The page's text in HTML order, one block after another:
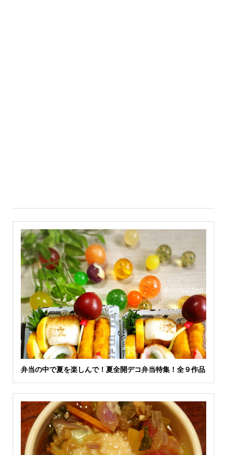
弁当の中で夏を楽しんで！夏全開デコ弁当特集！全９作品